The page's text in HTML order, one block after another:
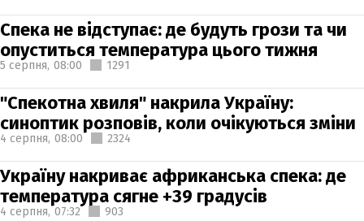
Спека не відступає: де будуть грози та чи
опуститься температура цього тижня
5 серпня, 08:00 1291
"Спекотна хвиля" накрила Україну:
синоптик розповів, коли очікуються зміни
4 серпня, 08:00 2324
Україну накриває африканська спека: де
температура сягне +39 градусів
4 серпня, 07:32 903